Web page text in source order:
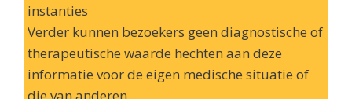
instanties
Verder kunnen bezoekers geen diagnostische of
therapeutische waarde hechten aan deze
informatie voor de eigen medische situatie of
die van anderen.